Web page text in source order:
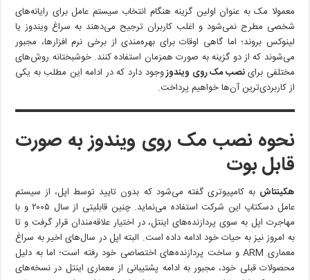
مک
را
در
کنار
ویندوز
نصب
کنیم؟
معمولا مک به عنوان اولین گزینه هنگام انتخاب سیستم عامل برای رایانه‌های
شخصی مطرح نمی‌شود و اغلب کاربران ترجیح می‌دهند به سراغ ویندوز یا
لینوکس بروند؛ اما گاهی اوقات برای بهره‌مندی از برخی نرم افزارها، مجبور
می‌شوند که از دو گزینه به صورت همزمان استفاده کنند. خوشبختانه روش‌های
مختلفی براینصب مک روی ویندوزوجود دارد که در ادامه این مطلب به یکی
از کاربردی‌ترین آن‌ها خواهیم پرداخت.
نحوه نصب مک روی ویندوز به صورت
قابل بوت
هکینتاش به کامپیوتری گفته می‌شود که بدون تایید توسط اپل، از سیستم
عامل دسکتاپ این شرکت استفاده می‌نماید. چنین قابلیتی از سال ۲۰۰۵ و با
مهاجرت اپل به سوی پردازنده‌های اینتل، در اختیار علاقه‌مندان قرار گرفت و تا
به امروز نیز به حیات خود ادامه داده است. البته اپل در سال‌های اخیر به سراغ
معماری ARM و ساخت پردازنده‌های اختصاصی خود رفته است؛ اما به دلیل
محصولات قبلی خود، مجبور به ادامه پشتیبانی از معماری اینتل در نسخه‌های